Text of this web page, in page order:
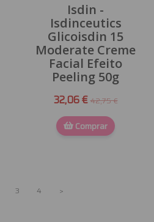
Isdin -
Isdinceutics
Glicoisdin 15
Moderate Creme
Facial Efeito
Peeling 50g
32,06 €42,75 €
Comprar
3 4 >